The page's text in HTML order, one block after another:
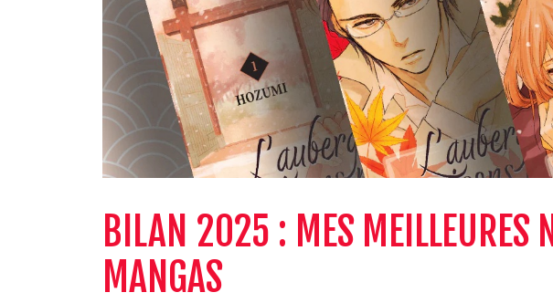
BILAN 2025 : MES MEILLEURES
MANGAS